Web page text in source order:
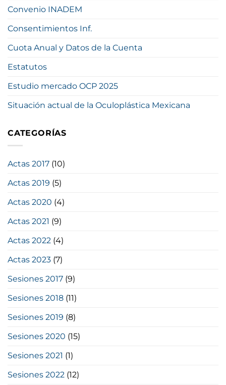
Convenio INADEM
Consentimientos Inf.
Cuota Anual y Datos de la Cuenta
Estatutos
Estudio mercado OCP 2025
Situación actual de la Oculoplástica Mexicana
CATEGORÍAS
Actas 2017 (10)
Actas 2019 (5)
Actas 2020 (4)
Actas 2021 (9)
Actas 2022 (4)
Actas 2023 (7)
Sesiones 2017 (9)
Sesiones 2018 (11)
Sesiones 2019 (8)
Sesiones 2020 (15)
Sesiones 2021 (1)
Sesiones 2022 (12)